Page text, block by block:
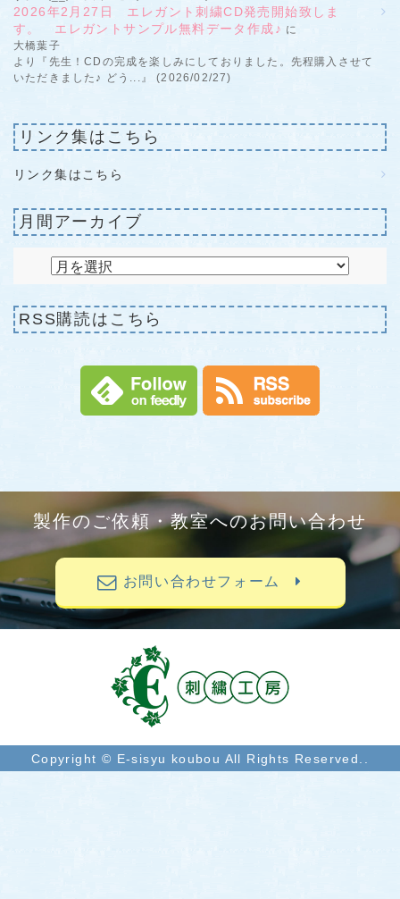
2026年2月27日 エレガント刺繍CD発売開始致しま
す。 エレガントサンプル無料データ作成♪ に
大橋葉子
より『先生！CDの完成を楽しみにしておりました。先程購入させて
いただきました♪ どう...』 (2026/02/27)
リンク集はこちら
リンク集はこちら
月間アーカイブ
RSS購読はこちら
製作のご依頼・教室へのお問い合わせ
お問い合わせフォーム
Copyright © E-sisyu koubou All Rights Reserved..